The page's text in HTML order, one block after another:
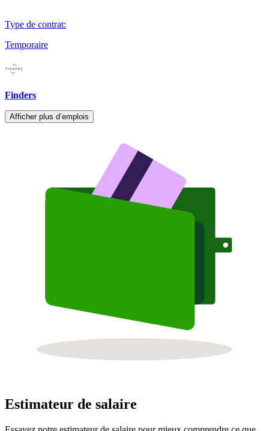
Type de contrat:
Temporaire
Finders
Afficher plus d’emplois
Estimateur de salaire